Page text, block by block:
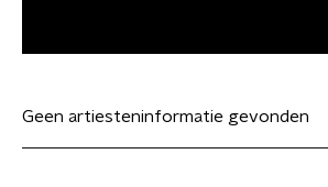
Geen artiesteninformatie gevonden